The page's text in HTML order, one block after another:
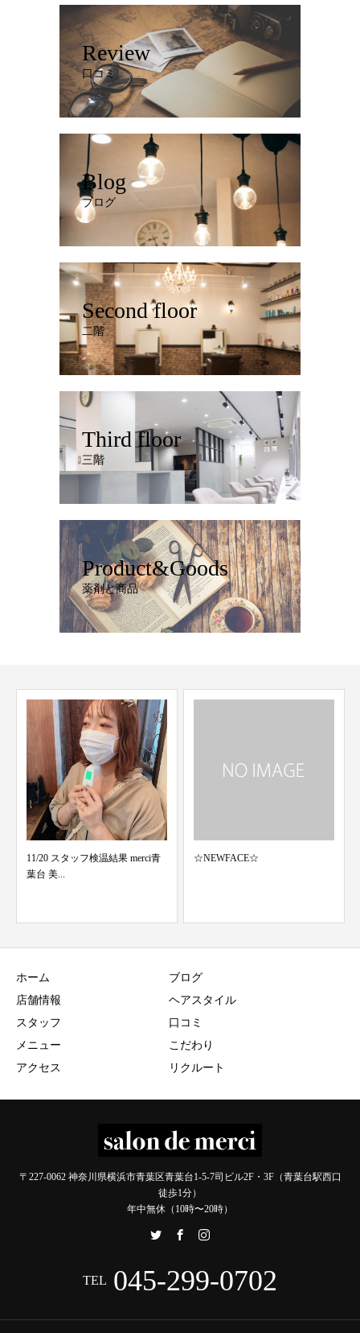
Review
口コミ
Blog
ブログ
Second floor
二階
Third floor
三階
Product&Goods
薬剤と商品
☆NEWFACE☆
12/2 スタッフ検温結果 merci青葉
ホーム
店舗情報
スタッフ
メニュー
アクセス
ブログ
ヘアスタイル
口コミ
こだわり
リクルート
〒227-0062 神奈川県横浜市青葉区青葉台1-5-7司ビル2F・3F（青葉台駅西口
徒歩1分）
年中無休（10時〜20時）
TEL 045-299-0702